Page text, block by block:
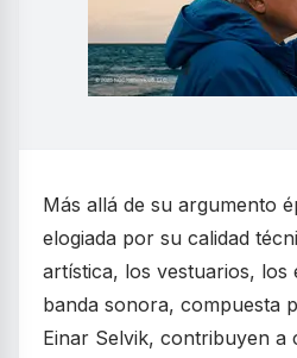
Más allá de su argumento
elogiada por su calidad
artística, los vestuarios, los
banda sonora, compuesta
Einar Selvik, contribuyen a